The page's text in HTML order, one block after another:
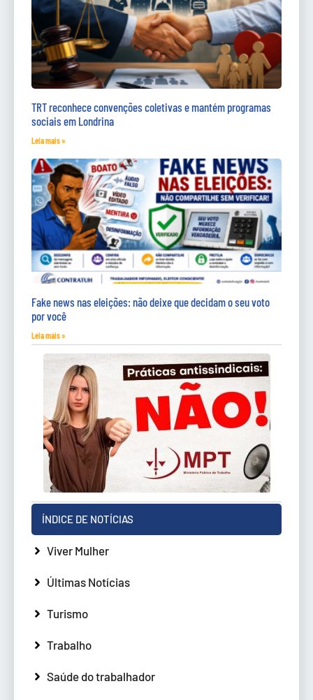
TRT reconhece convenções coletivas e mantém programas
sociais em Londrina
Leia mais »
Fake news nas eleições: não deixe que decidam o seu voto
por você
Leia mais »
ÍNDICE DE NOTÍCIAS
Viver Mulher
Últimas Notícias
Turismo
Trabalho
Saúde do trabalhador